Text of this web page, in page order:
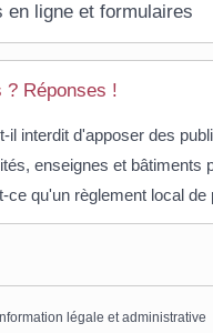
en ligne et formulaires
? Réponses !
il interdit d'apposer des
enseignes et bâtiments
ce qu'un règlement local de
légale et administrative